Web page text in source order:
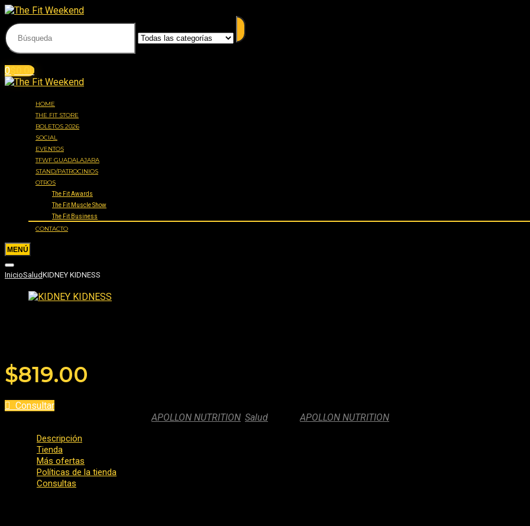
0
0.00
HOME
THE FIT STORE
BOLETOS 2026
SOCIAL
EVENTOS
TFWF GUADALAJARA
STAND/PATROCINIOS
OTROS
The Fit Awards
The Fit Muscle Show
The Fit Business
CONTACTO
InicioSaludKIDNEY KIDNESS
$819.00
Consultar
Categories:APOLLON NUTRITION Salud Marca:APOLLON NUTRITION
Descripción
Tienda
Más ofertas
Políticas de la tienda
Consultas